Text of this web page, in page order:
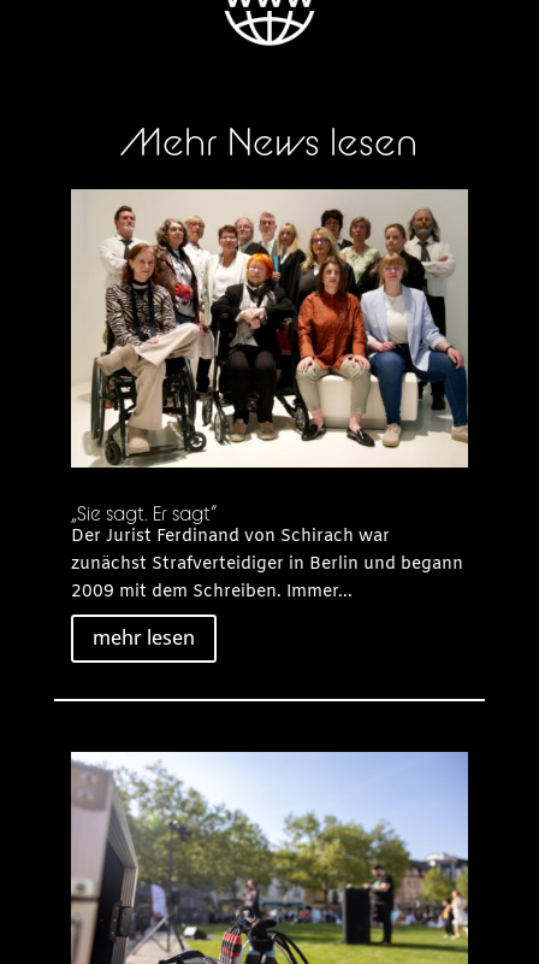
Mehr News lesen
„Sie sagt. Er sagt“
Der Jurist Ferdinand von Schirach war
zunächst Strafverteidiger in Berlin und begann
2009 mit dem Schreiben. Immer...
mehr lesen